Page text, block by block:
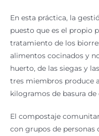
En esta práctica, la
puesto que es el propio
tratamiento de los
alimentos cocinados y
huerto, de las siegas y
tres miembros produce
kilogramos de basura de
El compostaje
con grupos de